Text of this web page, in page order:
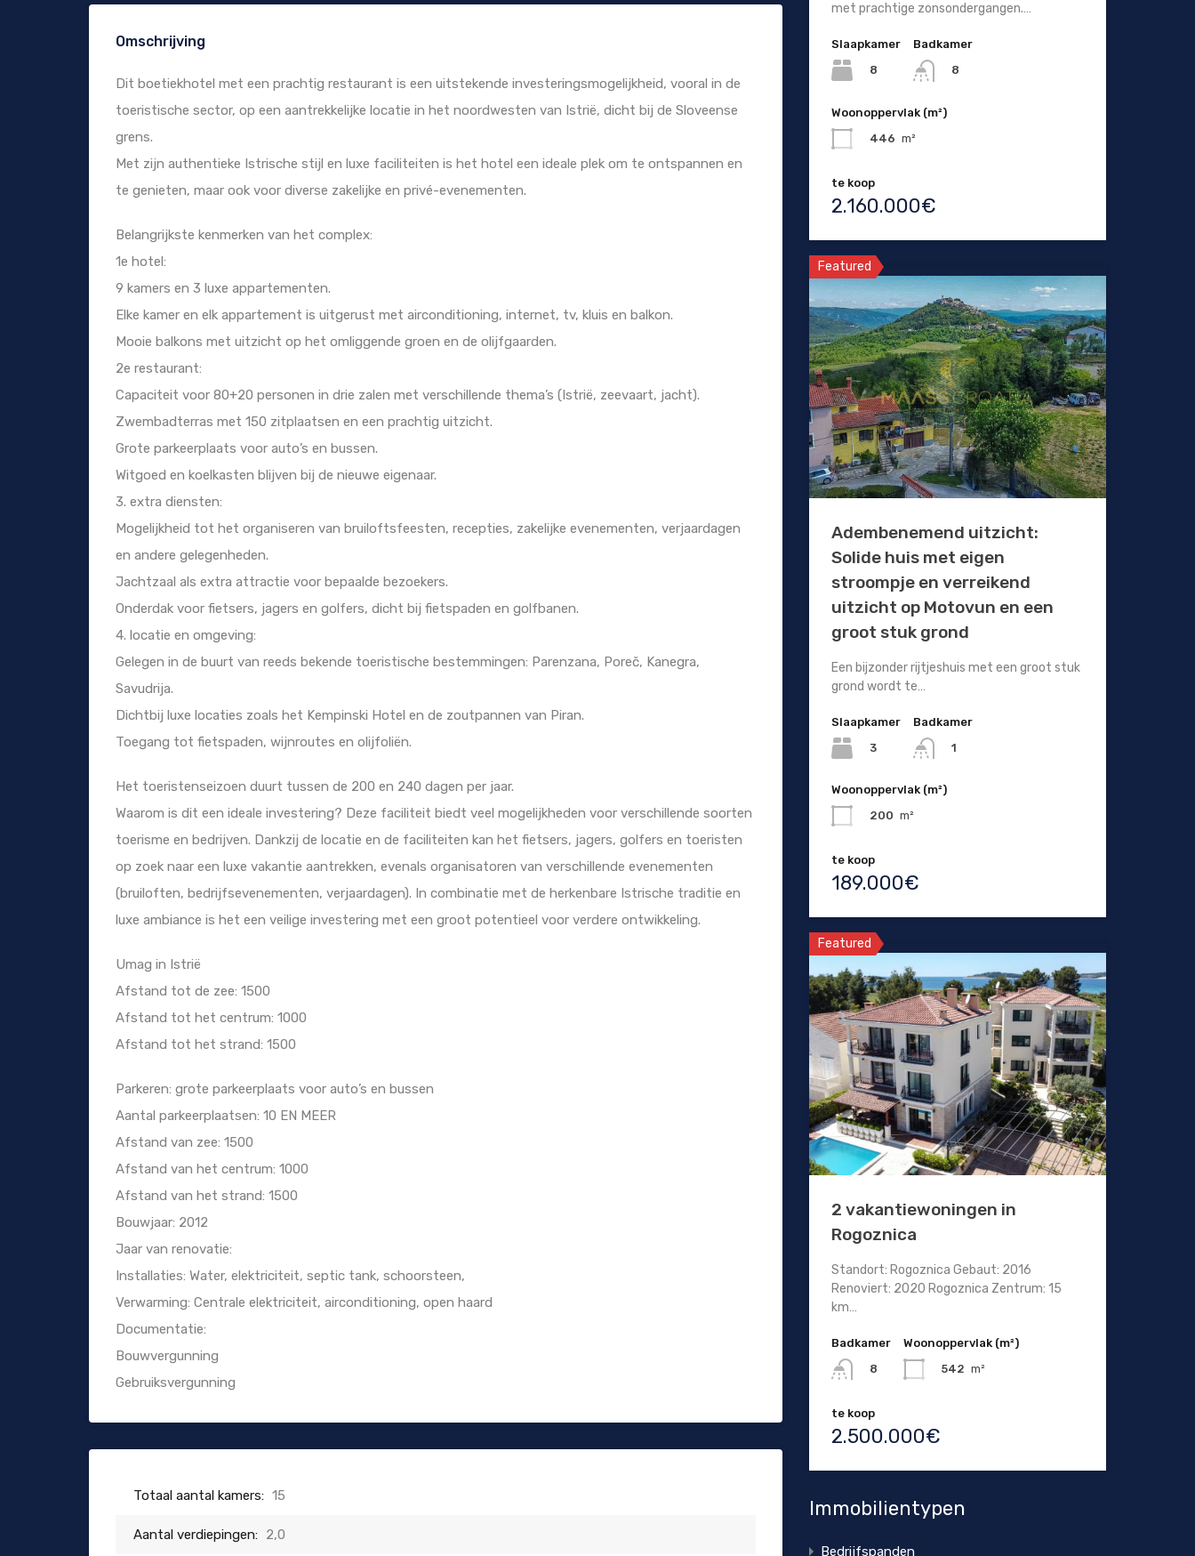
Omschrijving
Dit boetiekhotel met een prachtig restaurant is een uitstekende investeringsmogelijkheid, vooral in de
toeristische sector, op een aantrekkelijke locatie in het noordwesten van Istrië, dicht bij de Sloveense
grens.
Met zijn authentieke Istrische stijl en luxe faciliteiten is het hotel een ideale plek om te ontspannen en
te genieten, maar ook voor diverse zakelijke en privé-evenementen.
Belangrijkste kenmerken van het complex:
1e hotel:
9 kamers en 3 luxe appartementen.
Elke kamer en elk appartement is uitgerust met airconditioning, internet, tv, kluis en balkon.
Mooie balkons met uitzicht op het omliggende groen en de olijfgaarden.
2e restaurant:
Capaciteit voor 80+20 personen in drie zalen met verschillende thema’s (Istrië, zeevaart, jacht).
Zwembadterras met 150 zitplaatsen en een prachtig uitzicht.
Grote parkeerplaats voor auto’s en bussen.
Witgoed en koelkasten blijven bij de nieuwe eigenaar.
3. extra diensten:
Mogelijkheid tot het organiseren van bruiloftsfeesten, recepties, zakelijke evenementen, verjaardagen
en andere gelegenheden.
Jachtzaal als extra attractie voor bepaalde bezoekers.
Onderdak voor fietsers, jagers en golfers, dicht bij fietspaden en golfbanen.
4. locatie en omgeving:
Gelegen in de buurt van reeds bekende toeristische bestemmingen: Parenzana, Poreč, Kanegra,
Savudrija.
Dichtbij luxe locaties zoals het Kempinski Hotel en de zoutpannen van Piran.
Toegang tot fietspaden, wijnroutes en olijfoliën.
Het toeristenseizoen duurt tussen de 200 en 240 dagen per jaar.
Waarom is dit een ideale investering? Deze faciliteit biedt veel mogelijkheden voor verschillende soorten
toerisme en bedrijven. Dankzij de locatie en de faciliteiten kan het fietsers, jagers, golfers en toeristen
op zoek naar een luxe vakantie aantrekken, evenals organisatoren van verschillende evenementen
(bruiloften, bedrijfsevenementen, verjaardagen). In combinatie met de herkenbare Istrische traditie en
luxe ambiance is het een veilige investering met een groot potentieel voor verdere ontwikkeling.
Umag in Istrië
Afstand tot de zee: 1500
Afstand tot het centrum: 1000
Afstand tot het strand: 1500
Parkeren: grote parkeerplaats voor auto’s en bussen
Aantal parkeerplaatsen: 10 EN MEER
Afstand van zee: 1500
Afstand van het centrum: 1000
Afstand van het strand: 1500
Bouwjaar: 2012
Jaar van renovatie:
Installaties: Water, elektriciteit, septic tank, schoorsteen,
Verwarming: Centrale elektriciteit, airconditioning, open haard
Documentatie:
Bouwvergunning
Gebruiksvergunning
Totaal aantal kamers: 15
Aantal verdiepingen: 2,0
met prachtige zonsondergangen.…
Slaapkamer
8
Badkamer
8
Woonoppervlak (m²)
446 m²
te koop
2.160.000€
Featured
Adembenemend uitzicht:
Solide huis met eigen
stroompje en verreikend
uitzicht op Motovun en een
groot stuk grond
Een bijzonder rijtjeshuis met een groot stuk
grond wordt te…
Slaapkamer
3
Badkamer
1
Woonoppervlak (m²)
200 m²
te koop
189.000€
Featured
2 vakantiewoningen in
Rogoznica
Standort: Rogoznica Gebaut: 2016
Renoviert: 2020 Rogoznica Zentrum: 15
km…
Badkamer
8
Woonoppervlak (m²)
542 m²
te koop
2.500.000€
Immobilientypen
Bedrijfspanden